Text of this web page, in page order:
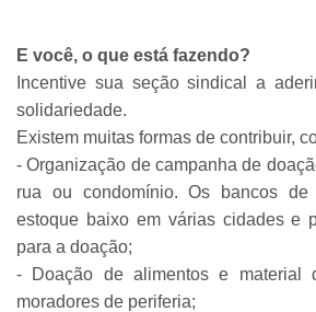
E você, o que está fazendo?
Incentive sua seção sindical a
solidariedade.
Existem muitas formas de contribuir,
- Organização de campanha de
rua ou condomínio. Os bancos de
estoque baixo em várias cidades e
para a doação;
- Doação de alimentos e material
moradores de periferia;